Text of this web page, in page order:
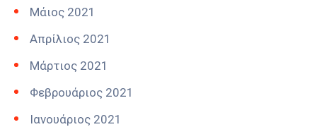
Μάιος 2021
Απρίλιος 2021
Μάρτιος 2021
Φεβρουάριος 2021
Ιανουάριος 2021